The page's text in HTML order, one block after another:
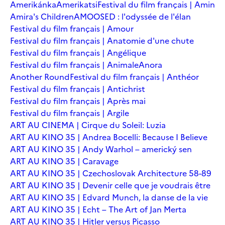
AmerikánkaAmerikatsiFestival du film français | Amin
Amira's ChildrenAMOOSED : l'odyssée de l'élan
Festival du film français | Amour
Festival du film français | Anatomie d'une chute
Festival du film français | Angélique
Festival du film français | AnimaleAnora
Another RoundFestival du film français | Anthéor
Festival du film français | Antichrist
Festival du film français | Après mai
Festival du film français | Argile
ART AU CINEMA | Cirque du Soleil: Luzia
ART AU KINO 35 | Andrea Bocelli: Because I Believe
ART AU KINO 35 | Andy Warhol – americký sen
ART AU KINO 35 | Caravage
ART AU KINO 35 | Czechoslovak Architecture 58-89
ART AU KINO 35 | Devenir celle que je voudrais être
ART AU KINO 35 | Edvard Munch, la danse de la vie
ART AU KINO 35 | Echt – The Art of Jan Merta
ART AU KINO 35 | Hitler versus Picasso